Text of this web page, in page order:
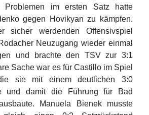
Problemen im ersten Satz hatte
gegen Hovikyan zu kämpfen.
sicher werdenden Offensivspiel
Neuzugang wieder einmal
und brachte den TSV zur 3:1
Sache war es für Castillo im Spiel
sie mit einem deutlichen 3:0
und damit die Führung für Bad
Manuela Bienek musste